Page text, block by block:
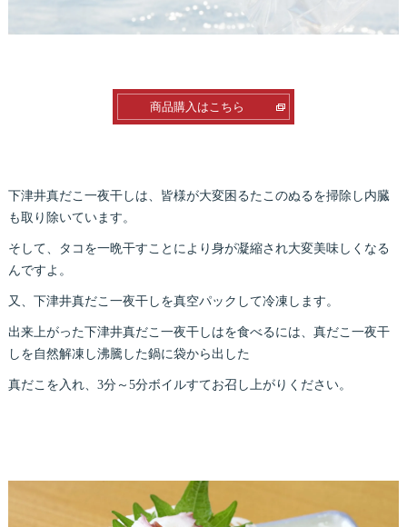
商品購入はこちら
下津井真だこ一夜干しは、皆様が大変困るたこのぬるを掃除し内臓
も取り除いています。
そして、タコを一晩干すことにより身が凝縮され大変美味しくなる
んですよ。
又、下津井真だこ一夜干しを真空パックして冷凍します。
出来上がった下津井真だこ一夜干しはを食べるには、真だこ一夜干
しを自然解凍し沸騰した鍋に袋から出した
真だこを入れ、3分～5分ボイルすてお召し上がりください。